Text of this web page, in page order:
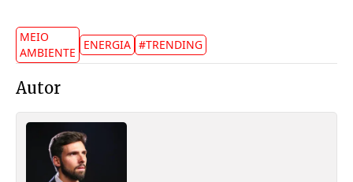
MEIO
AMBIENTE
ENERGIA #TRENDING
Autor